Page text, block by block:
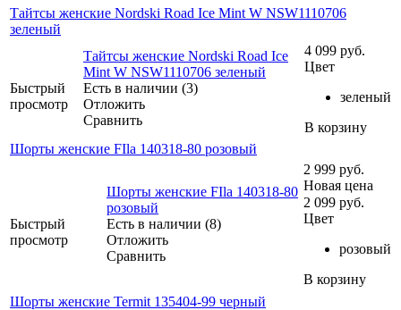
Тайтсы женские Nordski Road Ice Mint W NSW1110706
зеленый
Быстрый
просмотр
Тайтсы женские Nordski Road Ice
Mint W NSW1110706 зеленый
Есть в наличии (3)
Отложить
Сравнить
4 099 руб.
Цвет
зеленый
В корзину
Шорты женские FIla 140318-80 розовый
Быстрый
просмотр
Шорты женские FIla 140318-80
розовый
Есть в наличии (8)
Отложить
Сравнить
2 999 руб.
Новая цена
2 099 руб.
Цвет
розовый
В корзину
Шорты женские Termit 135404-99 черный